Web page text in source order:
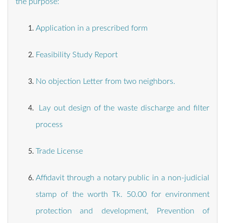
Application in a prescribed form
Feasibility Study Report
No objection Letter from two neighbors.
Lay out design of the waste discharge and filter
process
Trade License
Affidavit through a notary public in a non-judicial
stamp of the worth Tk. 50.00 for environment
protection and development, Prevention of